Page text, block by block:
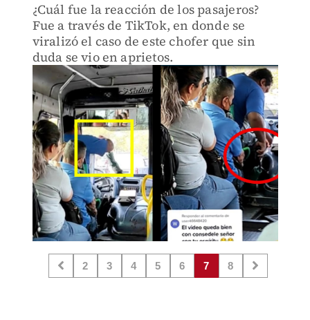
¿Cuál fue la reacción de los pasajeros?
Fue a través de TikTok, en donde se
viralizó el caso de este chofer que sin
duda se vio en aprietos.
2 3 4 5 6 7 8